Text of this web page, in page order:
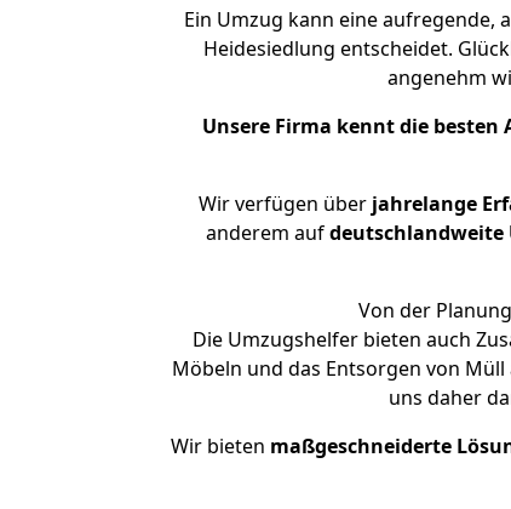
Ein Umzug kann eine aufregende,
Heidesiedlung entscheidet.
angenehm
Unsere Firma kennt die besten
Wir verfügen über jahrelange
anderem aufdeutschlandweite
Von der
Die Umzugshelfer bieten auch
Möbeln und das Entsorgen von
uns daher
Wir bieten maßgeschneiderte